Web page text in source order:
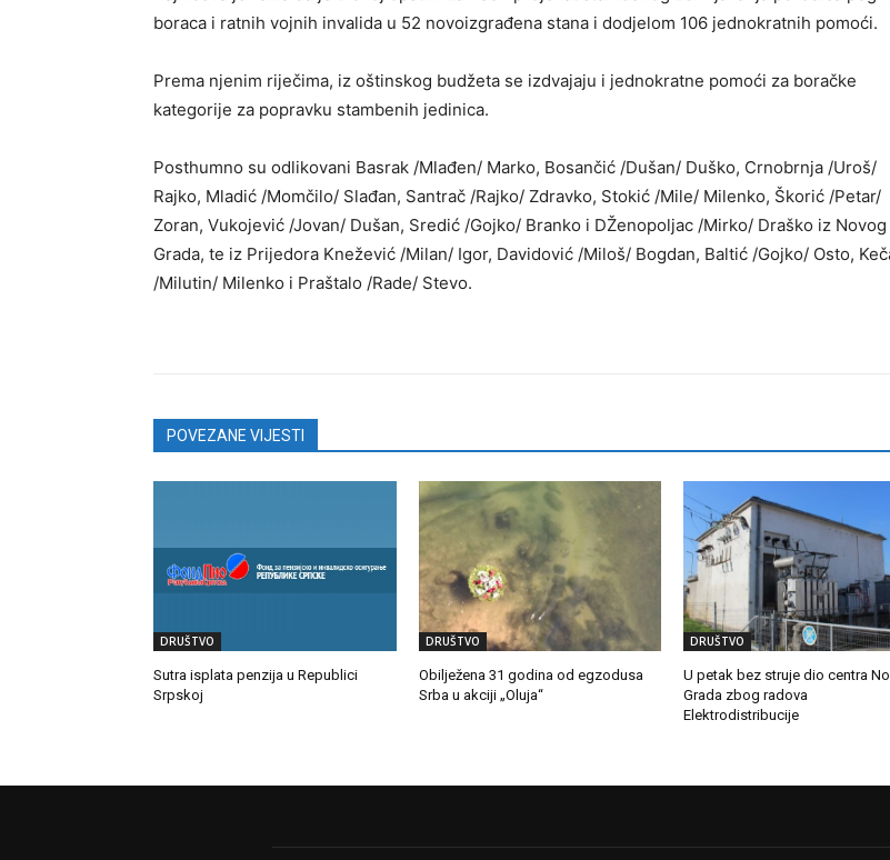
boraca i ratnih vojnih invalida u 52 novoizgrađena stana i dodjelom 106 jednokratnih pomoći.
Prema njenim riječima, iz oštinskog budžeta se izdvajaju i jednokratne pomoći za boračke
kategorije za popravku stambenih jedinica.
Posthumno su odlikovani Basrak /Mlađen/ Marko, Bosančić /Dušan/ Duško, Crnobrnja /Uroš/
Rajko, Mladić /Momčilo/ Slađan, Santrač /Rajko/ Zdravko, Stokić /Mile/ Milenko, Škorić /Petar/
Zoran, Vukojević /Jovan/ Dušan, Sredić /Gojko/ Branko i DŽenopoljac /Mirko/ Draško iz Novog
Grada, te iz Prijedora Knežević /Milan/ Igor, Davidović /Miloš/ Bogdan, Baltić /Gojko/ Osto,
/Milutin/ Milenko i Praštalo /Rade/ Stevo.
POVEZANE VIJESTI
DRUŠTVO
Sutra isplata penzija u Republici
Srpskoj
DRUŠTVO
Obilježena 31 godina od egzodusa
Srba u akciji „Oluja“
DRUŠTVO
U petak bez struje dio centra
Grada zbog radova
Elektrodistribucije